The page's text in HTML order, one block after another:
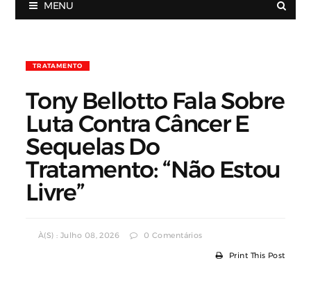
MENU
TRATAMENTO
Tony Bellotto Fala Sobre
Luta Contra Câncer E
Sequelas Do
Tratamento: “Não Estou
Livre”
À(s) : Julho 08, 2026 0 Comentários
Print This Post